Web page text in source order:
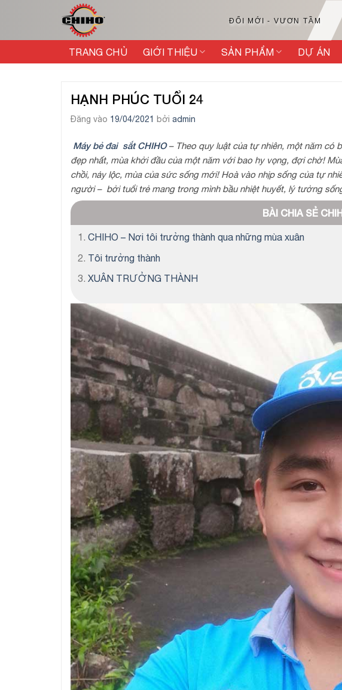
ĐỔI MỚI - VƯƠN TẦM
TRANG CHỦ GIỚI THIỆU SẢN PHẨM DỰ ÁN
HẠNH PHÚC TUỔI 24
Đăng vào 19/04/2021 bởi admin
Máy bẻ đai sắt CHIHO– Theo quy luật của tự nhiên, một năm có
đẹp nhất, mùa khởi đầu của một năm với bao hy vọng, đợi chờ!
chồi, nảy lộc, mùa của sức sống mới! Hoà vào nhịp sống của tự
người – bởi tuổi trẻ mang trong mình bầu nhiệt huyết, lý tưởng
BÀI CHIA SẺ
CHIHO – Nơi tôi trưởng thành qua những mùa xuân
Tôi trưởng thành
XUÂN TRƯỞNG THÀNH